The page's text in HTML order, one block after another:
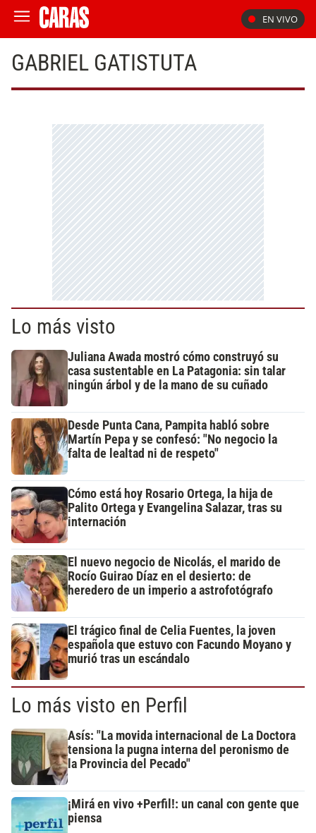
EN VIVO
GABRIEL GATISTUTA
Lo más visto
Juliana Awada mostró cómo construyó su
casa sustentable en La Patagonia: sin talar
ningún árbol y de la mano de su cuñado
Desde Punta Cana, Pampita habló sobre
Martín Pepa y se confesó: "No negocio la
falta de lealtad ni de respeto"
Cómo está hoy Rosario Ortega, la hija de
Palito Ortega y Evangelina Salazar, tras su
internación
El nuevo negocio de Nicolás, el marido de
Rocío Guirao Díaz en el desierto: de
heredero de un imperio a astrofotógrafo
El trágico final de Celia Fuentes, la joven
española que estuvo con Facundo Moyano y
murió tras un escándalo
Lo más visto en Perfil
Asís: "La movida internacional de La Doctora
tensiona la pugna interna del peronismo de
la Provincia del Pecado"
¡Mirá en vivo +Perfil!: un canal con gente que
piensa